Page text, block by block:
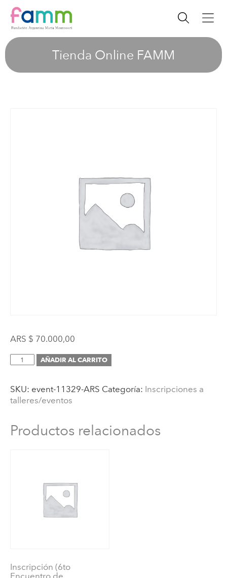
Tienda Online FAMM
ARS $ 70.000,00
Inscripción
Lectoescritura
Montessori
en
pesos
AÑADIR AL CARRITO
SKU: event-11329-ARS Categoría: Inscripciones a
talleres/eventos
Productos relacionados
Inscripción (6to
Encuentro de